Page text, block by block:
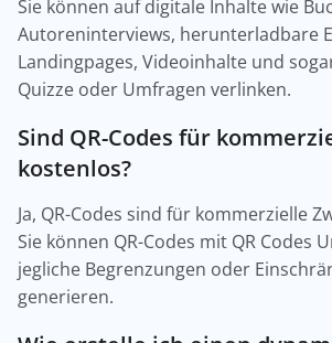
Sie können auf digitale Inhalte wie
Autoreninterviews, herunterladbare
Landingpages, Videoinhalte und
Quizze oder Umfragen verlinken.
Sind QR-Codes für
kostenlos?
Ja, QR-Codes sind für kommerzielle
Sie können QR-Codes mit QR Codes
jegliche Begrenzungen oder
generieren.